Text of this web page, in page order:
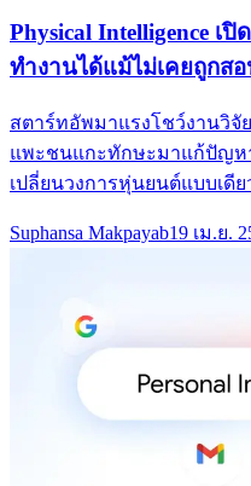
Physical Intelligence เ
ทำงานได้แม้ไม่เคยถูกส
สตาร์ทอัพมาแรงโชว์งานวิ
แพะชนแกะทักษะมาแก้ปัญหา
เปลี่ยนวงการหุ่นยนต์แบบเดี
Suphansa Makpayab19 เม.ย.